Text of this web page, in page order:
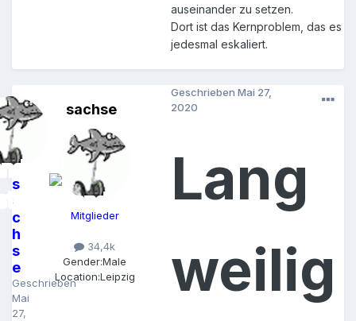
auseinander zu setzen.
Dort ist das Kernproblem, das es
jedesmal eskaliert.
s
a
c
h
s
e
Geschrieben
Mai
27,
sachse
Mitglieder
34,4k
Gender:Male
Location:Leipzig
Geschrieben Mai 27,
2020
Lang
weilig